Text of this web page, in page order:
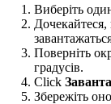
Виберіть
Дочекайтеся,
Поверніть
градусів.
Click
Збережіть